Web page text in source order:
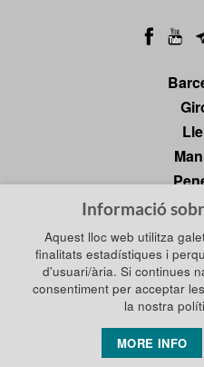
Política
Política
Avís
Informació
Aquest lloc web utilitza
finalitats estadístiques i
d'usuari/ària. Si continues
consentiment per acceptar
la nostra
MORE INFO